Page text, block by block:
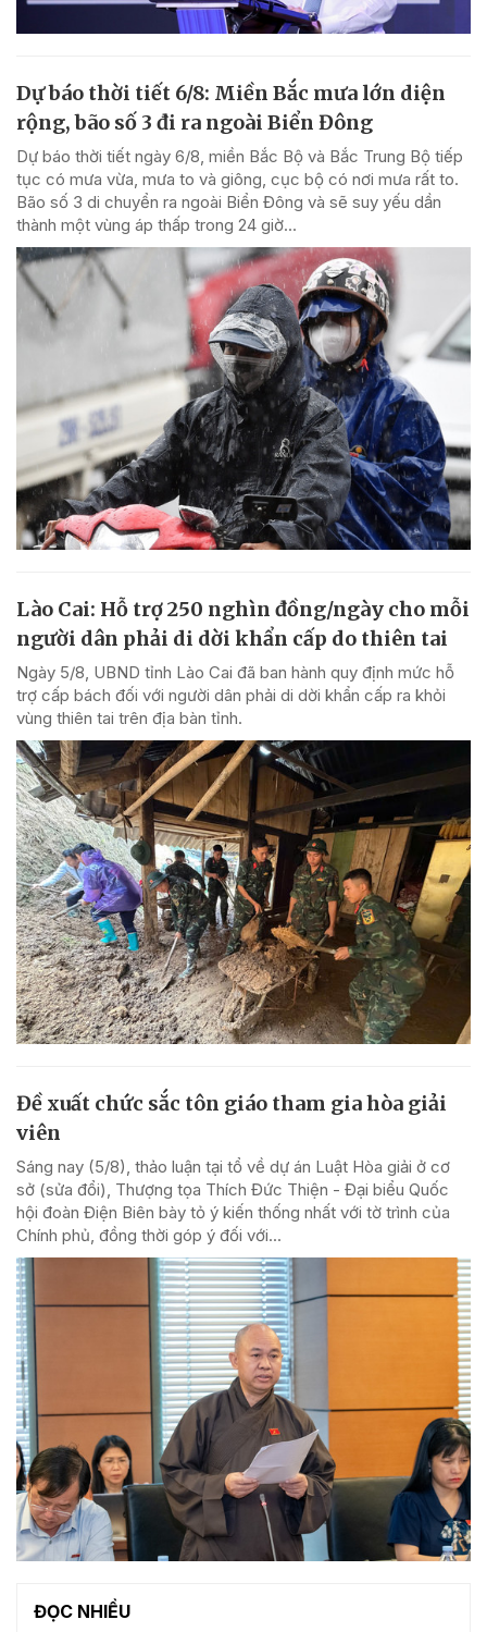
Dự báo thời tiết 6/8: Miền Bắc mưa lớn diện
rộng, bão số 3 đi ra ngoài Biển Đông
Dự báo thời tiết ngày 6/8, miền Bắc Bộ và Bắc Trung Bộ tiếp
tục có mưa vừa, mưa to và giông, cục bộ có nơi mưa rất to.
Bão số 3 di chuyển ra ngoài Biển Đông và sẽ suy yếu dần
thành một vùng áp thấp trong 24 giờ...
Lào Cai: Hỗ trợ 250 nghìn đồng/ngày cho mỗi
người dân phải di dời khẩn cấp do thiên tai
Ngày 5/8, UBND tỉnh Lào Cai đã ban hành quy định mức hỗ
trợ cấp bách đối với người dân phải di dời khẩn cấp ra khỏi
vùng thiên tai trên địa bàn tỉnh.
Đề xuất chức sắc tôn giáo tham gia hòa giải
viên
Sáng nay (5/8), thảo luận tại tổ về dự án Luật Hòa giải ở cơ
sở (sửa đổi), Thượng tọa Thích Đức Thiện - Đại biểu Quốc
hội đoàn Điện Biên bày tỏ ý kiến thống nhất với tờ trình của
Chính phủ, đồng thời góp ý đối với...
ĐỌC NHIỀU